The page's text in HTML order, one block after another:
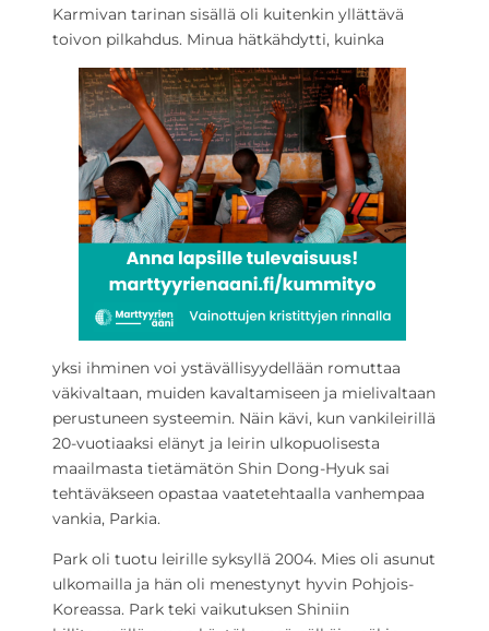
Karmivan tarinan sisällä oli kuitenkin yllättävä
toivon pilkahdus. Minua hätkähdytti, kuinka
yksi ihminen voi ystävällisyydellään romuttaa
väkivaltaan, muiden kavaltamiseen ja mielivaltaan
perustuneen systeemin. Näin kävi, kun vankileirillä
20-vuotiaaksi elänyt ja leirin ulkopuolisesta
maailmasta tietämätön Shin Dong-Hyuk sai
tehtäväkseen opastaa vaatetehtaalla vanhempaa
vankia, Parkia.
Park oli tuotu leirille syksyllä 2004. Mies oli asunut
ulkomailla ja hän oli menestynyt hyvin Pohjois-
Koreassa. Park teki vaikutuksen Shiniin